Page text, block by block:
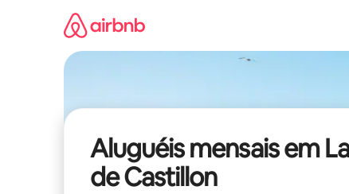
Aluguéis mensais em
de Castillon